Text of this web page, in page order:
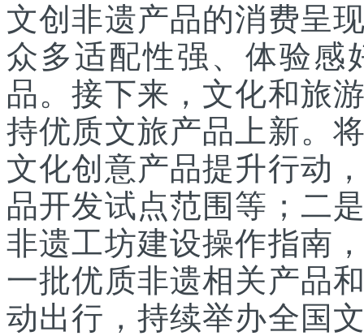
文创非遗产品的消费呈
众多适配性强、体验感
品。接下来，文化和旅
持优质文旅产品上新。
文化创意产品提升行动
品开发试点范围等；二
非遗工坊建设操作指南
一批优质非遗相关产品
动出行，持续举办全国